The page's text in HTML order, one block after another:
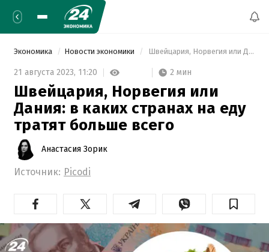
Экономика Новости экономики Швейцария, Норвегия или Дания: в каких странах на еду тратят больше всего
21 августа 2023, 11:20 2 мин
Швейцария, Норвегия или
Дания: в каких странах на еду
тратят больше всего
Анастасия Зорик
Источник: Picodi